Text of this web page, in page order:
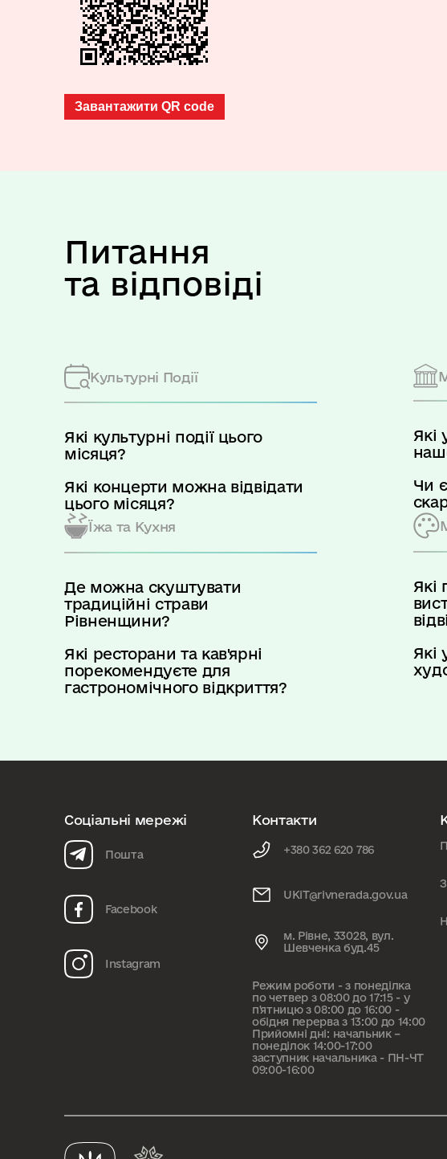
Завантажити QR code
Питання
та відповіді
Культурні Події
Які культурні події цього
місяця?
Які концерти можна відвідати
цього місяця?
Які
Чи є
Їжа та Кухня
Де можна скуштувати
традиційні страви
Рівненщини?
Які ресторани та кав'ярні
порекомендуєте для
гастрономічного відкриття?
Які
Які
Соціальні мережі
Пошта
Facebook
Instagram
Контакти
+380 362 620 786
UKiT@rivnerada.gov.ua
м. Рівне, 33028, вул.
Шевченка буд.45
Режим роботи - з понеділка
по четвер з 08:00 до 17:15 - у
п'ятницю з 08:00 до 16:00 -
обідня перерва з 13:00 до 14:00
Прийомні дні: начальник –
понеділок 14:00-17:00
заступник начальника - ПН-ЧТ
09:00-16:00